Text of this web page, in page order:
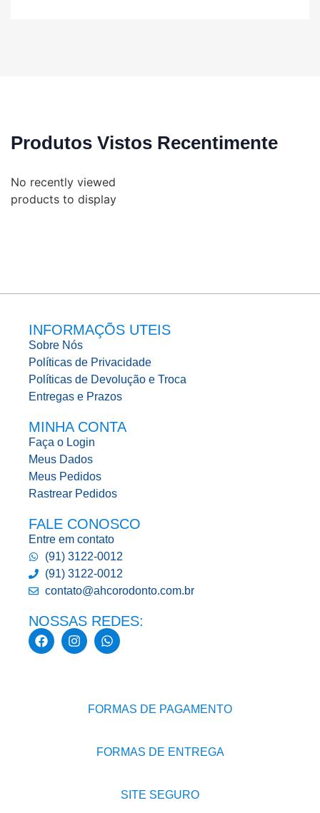
Produtos Vistos Recentimente
No recently viewed
products to display
INFORMAÇÕS UTEIS
Sobre Nós
Políticas de Privacidade
Políticas de Devolução e Troca
Entregas e Prazos
MINHA CONTA
Faça o Login
Meus Dados
Meus Pedidos
Rastrear Pedidos
FALE CONOSCO
Entre em contato
(91) 3122-0012
(91) 3122-0012
contato@ahcorodonto.com.br
NOSSAS REDES:
FORMAS DE PAGAMENTO
FORMAS DE ENTREGA
SITE SEGURO